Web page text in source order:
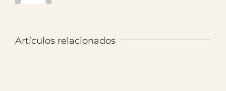
Artículos relacionados